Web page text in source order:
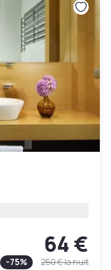
64 €
-75% 250 €la nuit